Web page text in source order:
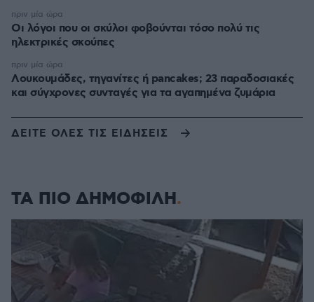
Οι λόγοι που οι σκύλοι φοβούνται τόσο πολύ τις
ηλεκτρικές σκούπες
πριν μία ώρα
Λουκουμάδες, τηγανίτες ή pancakes; 23 παραδοσιακές
και σύγχρονες συνταγές για τα αγαπημένα ζυμάρια
πριν μία ώρα
ΔΕΙΤΕ ΟΛΕΣ ΤΙΣ ΕΙΔΗΣΕΙΣ
ΤΑ ΠΙΟ ΔΗΜΟΦΙΛΗ